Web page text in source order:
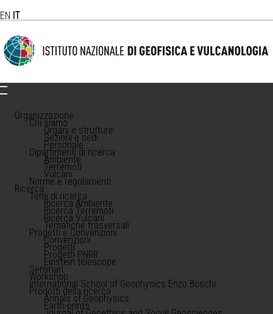
EN IT
Organizzazione
Chi siamo
Organi e strutture
Sezioni e sedi
Personale
Dipartimenti di ricerca
Ambiente
Terremoti
Vulcani
Norme e regolamenti
Ricerca
Temi di ricerca
Ricerca Ambiente
Ricerca Terremoti
Ricerca Vulcani
Tematiche trasversali
Progetti e Convenzioni
Convenzioni
Progetti
Progetti PNRR
Einstein telescope
Seminari
Workshop
International School of Geophysics Enzo Boschi
Prodotti della ricerca
Annals of Geophysics
Earth-prints